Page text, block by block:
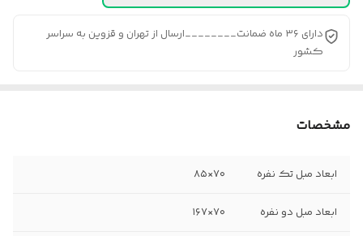
دارای ۳۶ ماه ضمانت________ارسال از تهران و قزوین به سراسر
کشور
مشخصات
ابعاد مبل تک نفره ۷۰×۸۵
ابعاد مبل دو نفره ۷۰×۱۶۷